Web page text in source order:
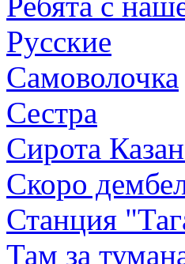
Русские
Самоволочка
Сестра
Сирота
Скоро
Станция
Там за